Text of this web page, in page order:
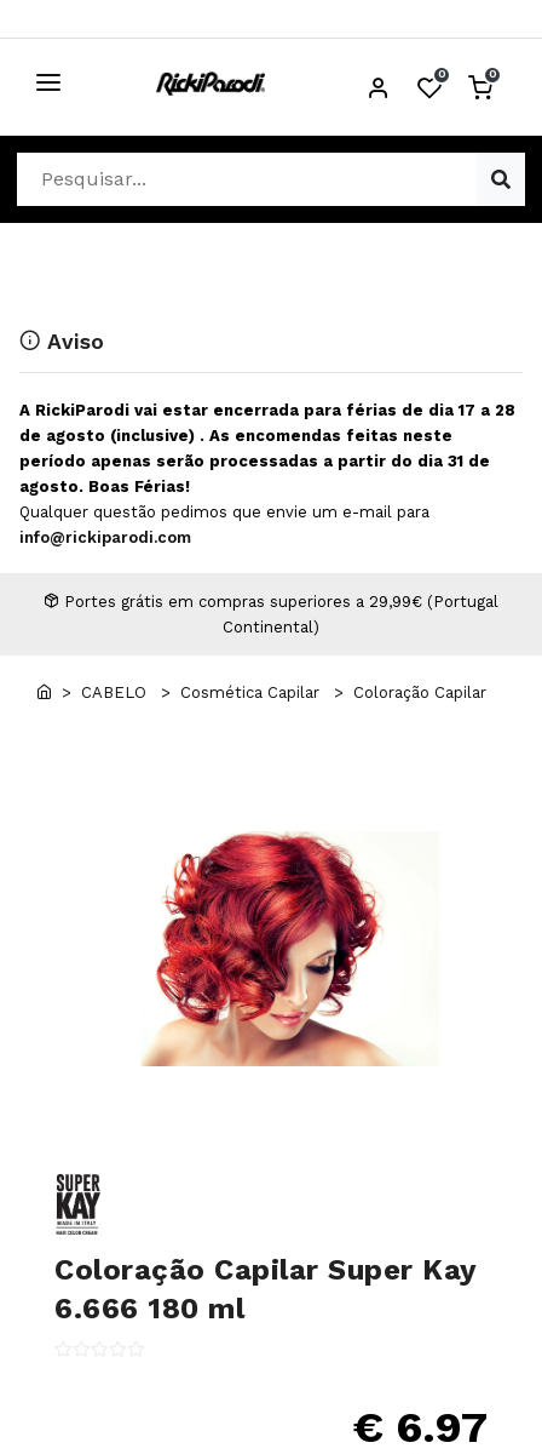
0 0
CABELO
Cosmética Capilar
Equipamentos Elétricos
Escovas e Pente
Extensões
MAN WORLD - Espaço Homem
Professional Wear
Depilação
Descartáveis Estética
Diversos Estética
Equipamentos Depilação
Maquilhagem Profissional
Aviso
A RickiParodi vai estar encerrada para férias de dia 17 a 28
de agosto (inclusive) . As encomendas feitas neste
período apenas serão processadas a partir do dia 31 de
agosto. Boas Férias!
Qualquer questão pedimos que envie um e-mail para
info@rickiparodi.com
Portes grátis em compras superiores a 29,99€ (Portugal
Continental)
> CABELO > Cosmética Capilar > Coloração Capilar
Coloração Capilar Super Kay
6.666 180 ml
€ 6.97